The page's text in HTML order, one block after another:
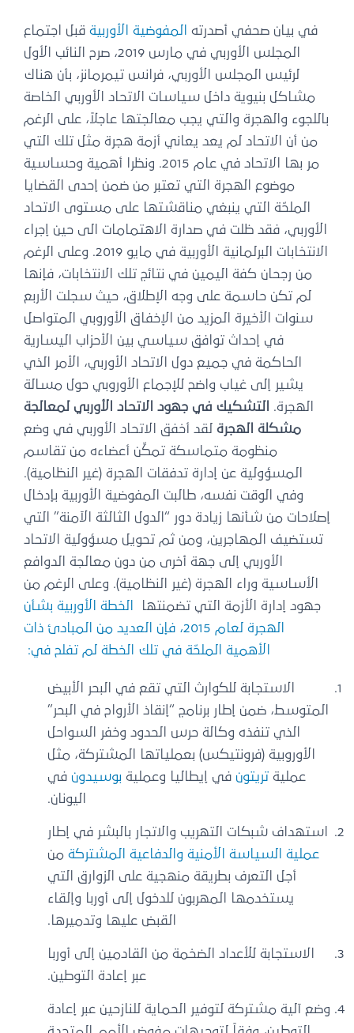
في بيان صحفي أصدرته المفوضية الأوربية قبل اجتماع
المجلس الأوربي في مارس 2019، صرح النائب الأول
لرئيس المجلس الأوربي، فرانس تيمرمانز، بأن هناك
مشاكل بنيوية داخل سياسات الاتحاد الأوربي الخاصة
باللجوء والهجرة والتي يجب معالجتها عاجلاً، على الرغم
من أن الاتحاد لم يعد يعاني أزمة هجرة مثل تلك التي
مر بها الاتحاد في عام 2015. ونظرا أهمية وحساسية
موضوع الهجرة التي تعتبر من ضمن إحدى القضايا
الملحّة التي ينبغي مناقشتها على مستوى الاتحاد
الأوربي، فقد ظلت في صدارة الاهتمامات الى حين إجراء
الانتخابات البرلمانية الأوربية في مايو 2019. وعلى الرغم
من رجحان كفة اليمين في نتائج تلك الانتخابات، فإنها
لم تكن حاسمة على وجه الإطلاق، حيث سجلت الأربع
سنوات الأخيرة المزيد من الإخفاق الأوروبي المتواصل
في إحداث توافق سياسي بين الأحزاب اليسارية
الحاكمة في جميع دول الاتحاد الأوربي، الأمر الذي
يشير إلى غياب واضح للإجماع الأوروبي حول مسالة
الهجرة.
التشكيك في جهود الاتحاد الأوربي لمعالجة
مشكلة الهجرة لقد أخفق الاتحاد الأوربي في وضع
منظومة متماسكة تمكِّن أعضاءه من تقاسم
المسؤولية عن إدارة تدفقات الهجرة (غير النظامية).
وفي الوقت نفسه، طالبت المفوضية الأوربية بإدخال
إصلاحات من شأنها زيادة دور “الدول الثالثة الآمنة” التي
تستضيف المهاجرين، ومن ثم تحويل مسؤولية الاتحاد
الأوربي إلى جهة أخرى من دون معالجة الدوافع
الأساسية وراء الهجرة (غير النظامية). وعلى الرغم من
جهود إدارة الأزمة التي تضمنتها
الخطة الأوربية بشأن
الهجرة لعام 2015، فإن العديد من المبادئ ذات
الأهمية الملحّة في تلك الخطة لم تفلح في:
الاستجابة للكوارث التي تقع في البحر الأبيض
المتوسط، ضمن إطار برنامج “إنقاذ الأرواح في البحر”
الذي تنفذه وكالة حرس الحدود وخفر السواحل
الأوروبية (فرونتيكس) بعملياتها المشتركة، مثل
عملية تريتون في إيطاليا وعملية بوسيدون في
اليونان.
استهداف شبكات التهريب والاتجار بالبشر في إطار
عملية السياسة الأمنية والدفاعية المشتركة من
أجل التعرف بطريقة منهجية على الزوارق التي
يستخدمها المهربون للدخول إلى أوربا وإلقاء
القبض عليها وتدميرها.
الاستجابة للأعداد الضخمة من القادمين إلى أوربا
عبر إعادة التوطين.
وضع آلية مشتركة لتوفير الحماية للنازحين عبر إعادة